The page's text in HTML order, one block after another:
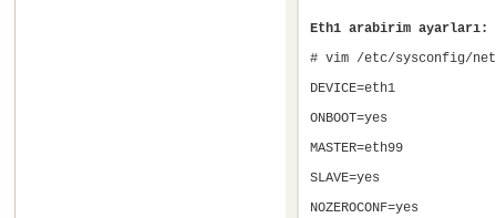
Eth1 arabirim ayarları:
# vim /etc/sysconfig/
DEVICE=eth1
ONBOOT=yes
MASTER=eth99
SLAVE=yes
NOZEROCONF=yes